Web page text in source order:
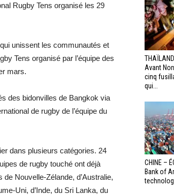
Rugby Tens organisé les 29
unissent les communautés et
Tens organisé par l’équipe des
mars.
des bidonvilles de Bangkok via
de rugby de l’équipe du
dans plusieurs catégories. 24
de rugby touché ont déjà
Nouvelle-Zélande, d’Australie,
Uni, d’Inde, du Sri Lanka, du
Avant
cinq
qui...
CHINE –
Bank of